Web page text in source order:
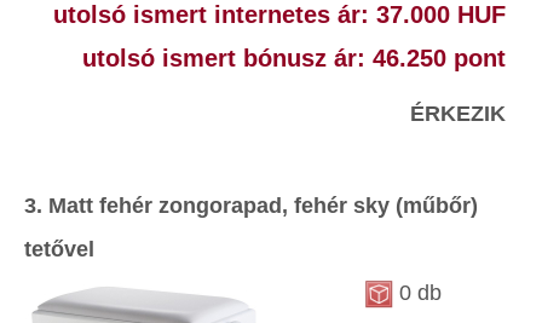
utolsó ismert internetes ár: 37.000 HUF
utolsó ismert bónusz ár: 46.250 pont
ÉRKEZIK
3. Matt fehér zongorapad, fehér sky (műbőr)
tetővel
0 db